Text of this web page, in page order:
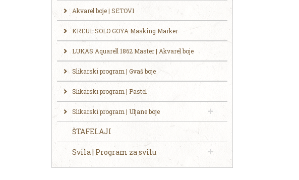
Akvarel boje | SETOVI
KREUL SOLO GOYA Masking Marker
LUKAS Aquarell 1862 Master | Akvarel boje
Slikarski program | Gvaš boje
Slikarski program | Pastel
Slikarski program | Uljane boje
ŠTAFELAJI
Svila | Program za svilu